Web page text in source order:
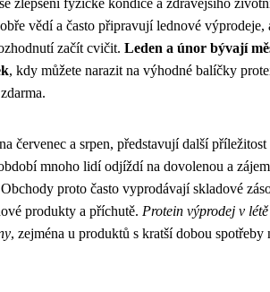
zlepšení fyzické kondice a zdravějšího
vědí a často připravují lednové
začít cvičit. Leden a únor bývají
, kdy můžete narazit na výhodné balíčky
červenec a srpen, představují další
mnoho lidí odjíždí na dovolenou a
proto často vyprodávají skladové
produkty a příchutě. Protein výprodej v
, zejména u produktů s kratší dobou spotřeby